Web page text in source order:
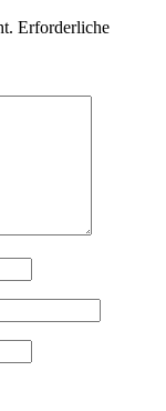
Erforderliche